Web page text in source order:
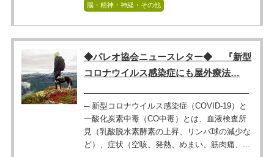
脳・精神・神経・その他
◆パレオ協会ニュースレター◆ 『新型
コロナウイルス感染症にも屋外療法…
──────────────────────────────
─ 新型コロナウイルス感染症（COVID-19）と
一酸化炭素中毒（CO中毒）とは、血液検査所
見（乳酸脱水素酵素の上昇、リンパ球の減少な
ど）、症状（空咳、発熱、めまい、筋肉痛、...